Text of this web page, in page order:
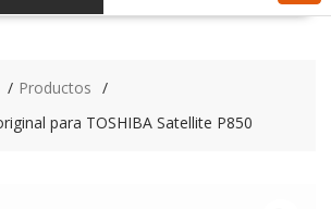
Productos
para TOSHIBA Satellite P850